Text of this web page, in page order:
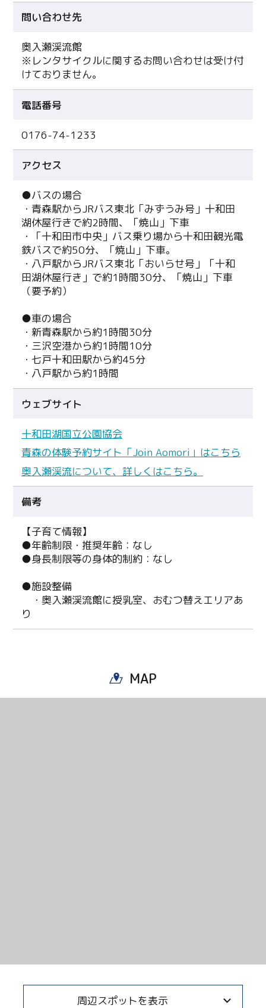
問い合わせ先
奥入瀬渓流館
※レンタサイクルに関するお問い合わせは受け付
けておりません。
電話番号
0176-74-1233
アクセス
●バスの場合
・青森駅からJRバス東北「みずうみ号」十和田
湖休屋行きで約2時間、「焼山」下車
・「十和田市中央」バス乗り場から十和田観光電
鉄バスで約50分、「焼山」下車。
・八戸駅からJRバス東北「おいらせ号」「十和
田湖休屋行き」で約1時間30分、「焼山」下車
（要予約）
●車の場合
・新青森駅から約1時間30分
・三沢空港から約1時間10分
・七戸十和田駅から約45分
・八戸駅から約1時間
ウェブサイト
十和田湖国立公園協会
青森の体験予約サイト「Join Aomori」はこちら
奥入瀬渓流について、詳しくはこちら。
備考
【子育て情報】
●年齢制限・推奨年齢：なし
●身長制限等の身体的制約：なし
●施設整備
・奥入瀬渓流館に授乳室、おむつ替えエリアあ
り
MAP
周辺スポットを表示
Line
Copy URL